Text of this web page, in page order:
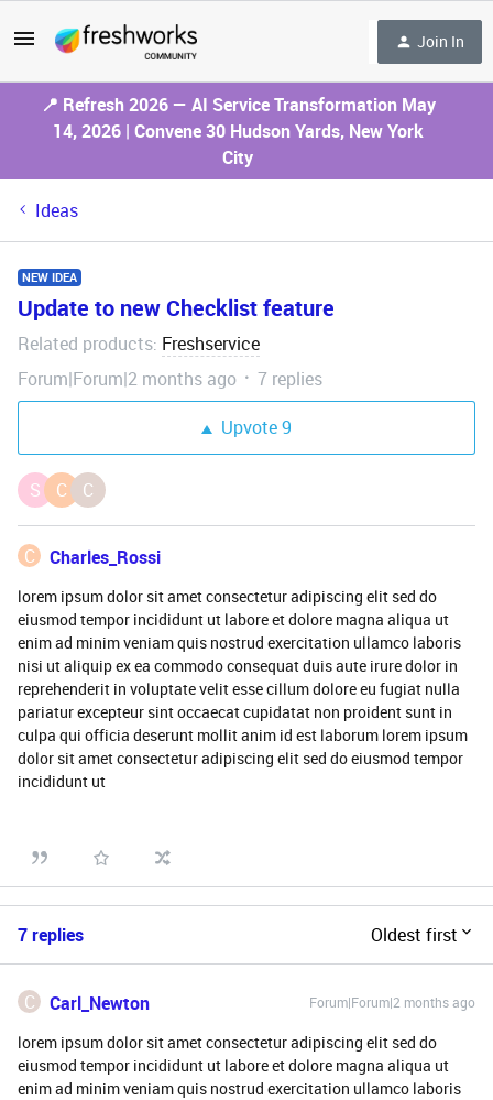
Join In
📍 Refresh 2026 — AI Service Transformation May
14, 2026 | Convene 30 Hudson Yards, New York
City
Ideas
NEW IDEA
Update to new Checklist feature
Related products: Freshservice
Forum|Forum|2 months ago
7 replies
Upvote9
S C C
C Charles_Rossi
lorem ipsum dolor sit amet consectetur adipiscing elit sed do
eiusmod tempor incididunt ut labore et dolore magna aliqua ut
enim ad minim veniam quis nostrud exercitation ullamco laboris
nisi ut aliquip ex ea commodo consequat duis aute irure dolor in
reprehenderit in voluptate velit esse cillum dolore eu fugiat nulla
pariatur excepteur sint occaecat cupidatat non proident sunt in
culpa qui officia deserunt mollit anim id est laborum lorem ipsum
dolor sit amet consectetur adipiscing elit sed do eiusmod tempor
incididunt ut
7 replies Oldest first
C Carl_Newton Forum|Forum|2 months ago
lorem ipsum dolor sit amet consectetur adipiscing elit sed do
eiusmod tempor incididunt ut labore et dolore magna aliqua ut
enim ad minim veniam quis nostrud exercitation ullamco laboris